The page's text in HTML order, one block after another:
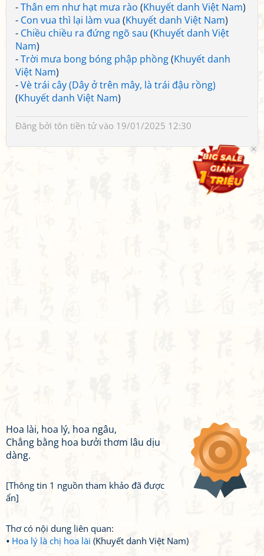
-Thân em như hạt mưa rào (Khuyết danh Việt Nam)
- Con vua thì lại làm vua (Khuyết danh Việt Nam)
- Chiều chiều ra đứng ngõ sau (Khuyết danh Việt
Nam)
-Trời mưa bong bóng phập phồng(Khuyết danh
Việt Nam)
-Vè trái cây (Dây ở trên mây, là trái đậu rồng)
(Khuyết danh Việt Nam)
Đăng bởi tôn tiền tửvào 19/01/2025 12:30
Hoa lài, hoa lý, hoa ngâu,
Chẳng bằng hoa bưởi thơm lâu dịu
dàng.
[Thông tin 1 nguồn tham khảo đã được
ẩn]
Thơ có nội dung liên quan:
Hoa lý là chị hoa lài (Khuyết danh Việt Nam)